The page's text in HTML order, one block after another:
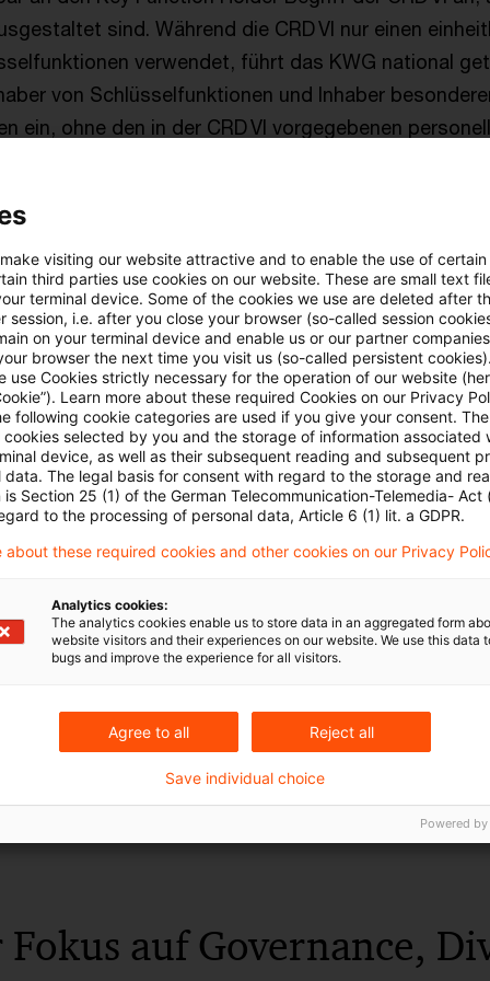
sind. Während die CRD VI nur einen
verwendet, führt das KWG national
von Schlüsselfunktionen und Inhaber
ein, ohne den in der CRD VI vorgegebenen
zu verändern. Als Inhaber besonderer
internen Kontrollfunktionen sowie der Leiter
um Geschäftsleiter handelt.
der
Leitlinien insbesondere die bekannten
und Mandatsbegrenzung werden
Belastung angepasst.
und Erfahrung sollen insbesondere auch ESG
Einsatz von Künstlicher Intelligenz umfassen.
und Integrität werden um konkrete
von Geldwäsche und
an die kollektive Eignung des Gesamtgremiums
unter anderem durch eine verpflichtende
auf Governance,
visiting our website attractive and to enable the use of
third parties use cookies on our website. These are small text
terminal device. Some of the cookies we use are deleted after
session, i.e. after you close your browser (so-called session
on your terminal device and enable us or our partner
browser the next time you visit us (so-called persistent
use Cookies strictly necessary for the operation of our website
Learn more about these required Cookies on our Privacy
following cookie categories are used if you give your consent.
cookies selected by you and the storage of information associated
device, as well as their subsequent reading and subsequent
data. The legal basis for consent with regard to the storage and
is Section 25 (1) of the German Telecommunication-Telemedia- Act
to the processing of personal data, Article 6 (1) lit. a GDPR.
about these required cookies and other cookies on our Privacy
Analytics cookies:
The analytics cookies enable us to store data in an aggregated form
website visitors and their experiences on our website. We use this data
bugs and improve the experience for all visitors.
Agree to all Reject all
Save individual choice
Powered by